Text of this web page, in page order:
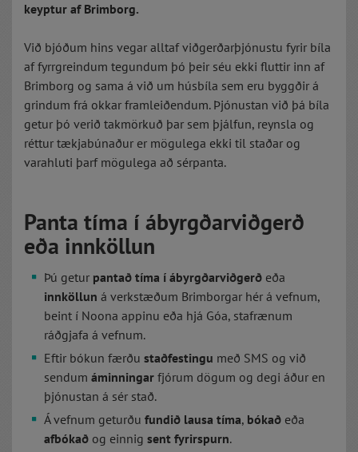
keyptur af Brimborg.
Við bjóðum hins vegar alltaf viðgerðarþjónustu fyrir bíla
af fyrrgreindum tegundum þó þeir séu ekki fluttir inn af
Brimborg og sama á við um húsbíla sem eru byggðir á
grindum frá okkar framleiðendum. Þjónustan við þá bíla
getur þó verið takmörkuð þar sem þjálfun, reynsla og
réttur tækjabúnaður er mögulega ekki til staðar og
varahluti þarf mögulega að sérpanta.
Panta tíma í ábyrgðarviðgerð
eða innköllun
Þú getur pantað tíma í ábyrgðarviðgerð eða
innköllun á verkstæðum Brimborgar hér á vefnum,
beint í Noona appinu eða hjá Góa, stafrænum
ráðgjafa á vefnum.
Eftir bókun færðu staðfestingu með SMS og við
sendum áminningar fjórum dögum og degi áður en
þjónustan á sér stað.
Á vefnum geturðu fundið lausa tíma, bókað eða
afbókað og einnig sent fyrirspurn.